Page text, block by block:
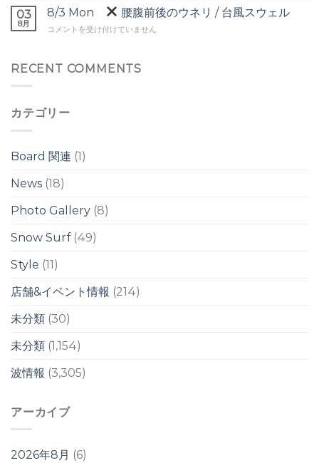
は
は
ー
ッ
ワ
ブ
レ
は
▼
頭
前
ワ
レ
は
03
8月
8/3 Mon 腰腹前後のウネリ / 台風スウェル
8/3
腰
の
リ
/
風
ウ
ル
コメントを受け付けていません
RECENT COMMENTS
カテゴリー
Board 関連 (1)
News (18)
Photo Gallery (8)
Snow Surf(49)
Style (11)
店舗&イベント情報 (214)
未分類 (30)
未分類 (1,154)
波情報 (3,305)
アーカイブ
2026年8月 (6)